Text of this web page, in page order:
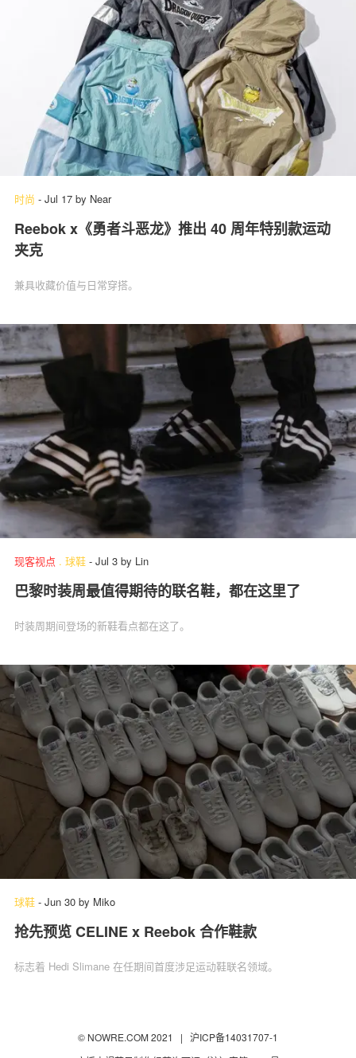
时尚 - Jul 17 by Near
Reebok x《勇者斗恶龙》推出 40 周年特别款运动
夹克
兼具收藏价值与日常穿搭。
现客视点 . 球鞋 - Jul 3 by Lin
巴黎时装周最值得期待的联名鞋，都在这里了
时装周期间登场的新鞋看点都在这了。
球鞋 - Jun 30 by Miko
抢先预览 CELINE x Reebok 合作鞋款
标志着 Hedi Slimane 在任期间首度涉足运动鞋联名领域。
© NOWRE.COM 2021 | 沪ICP备14031707-1